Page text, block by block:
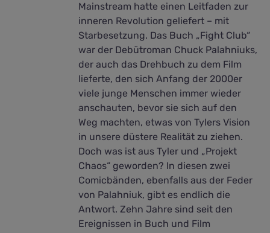
Mainstream hatte einen Leitfaden zur
inneren Revolution geliefert – mit
Starbesetzung. Das Buch „Fight Club“
war der Debütroman Chuck Palahniuks,
der auch das Drehbuch zu dem Film
lieferte, den sich Anfang der 2000er
viele junge Menschen immer wieder
anschauten, bevor sie sich auf den
Weg machten, etwas von Tylers Vision
in unsere düstere Realität zu ziehen.
Doch was ist aus Tyler und „Projekt
Chaos“ geworden? In diesen zwei
Comicbänden, ebenfalls aus der Feder
von Palahniuk, gibt es endlich die
Antwort. Zehn Jahre sind seit den
Ereignissen in Buch und Film